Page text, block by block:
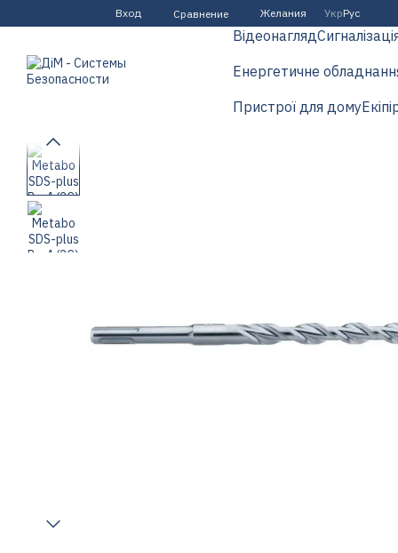
Перейти к основному контенту
Вход Сравнение Желания УкрРус
Відеонагляд
Енергетичне
Пристрої для дому